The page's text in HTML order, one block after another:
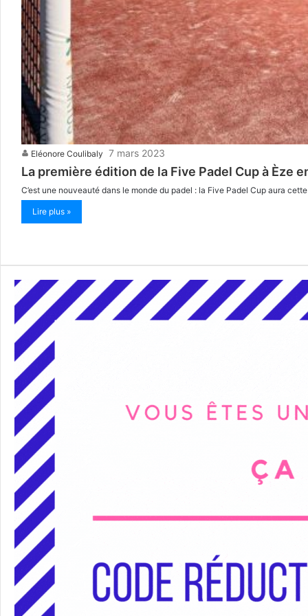
Eléonore Coulibaly 7 mars 2023
La première édition de la Five Padel Cup à Èze
C’est une nouveauté dans le monde du padel : la Five Padel Cup aura
Lire plus »